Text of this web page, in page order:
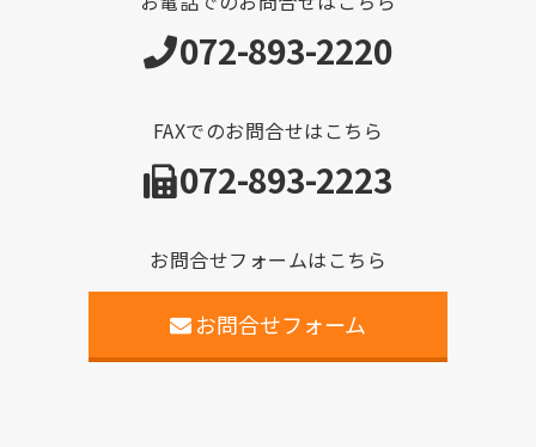
072-893-2220
FAXでのお問合せはこちら
072-893-2223
お問合せフォームはこちら
お問合せフォーム